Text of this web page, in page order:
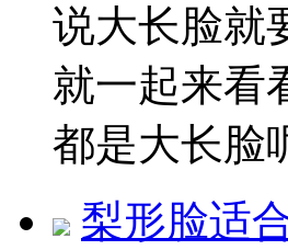
说大长脸就
就一起来看
都是大长脸
梨形脸适